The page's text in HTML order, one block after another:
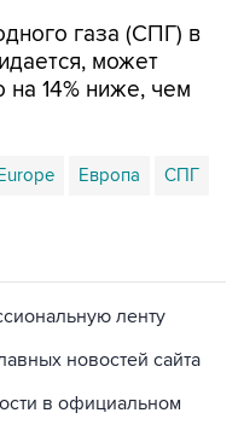
газа (СПГ) в
может
на 14% ниже, чем
Европа СПГ
ленту
новостей сайта
в официальном